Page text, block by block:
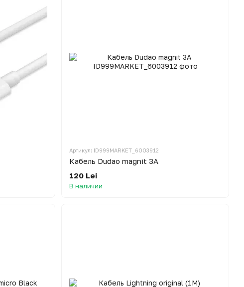
Артикул: ID999MARKET_6003912
Кабель Dudao magnit 3A
120 Lei
В наличии